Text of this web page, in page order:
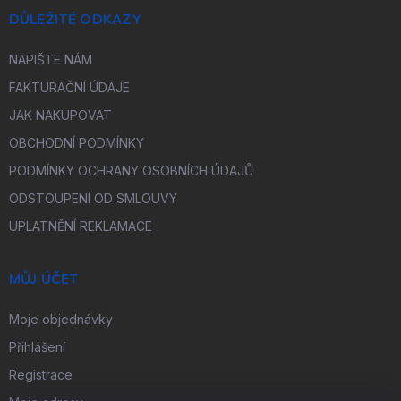
DŮLEŽITÉ ODKAZY
NAPIŠTE NÁM
FAKTURAČNÍ ÚDAJE
JAK NAKUPOVAT
OBCHODNÍ PODMÍNKY
PODMÍNKY OCHRANY OSOBNÍCH ÚDAJŮ
ODSTOUPENÍ OD SMLOUVY
UPLATNĚNÍ REKLAMACE
MŮJ ÚČET
Moje objednávky
Přihlášení
Registrace